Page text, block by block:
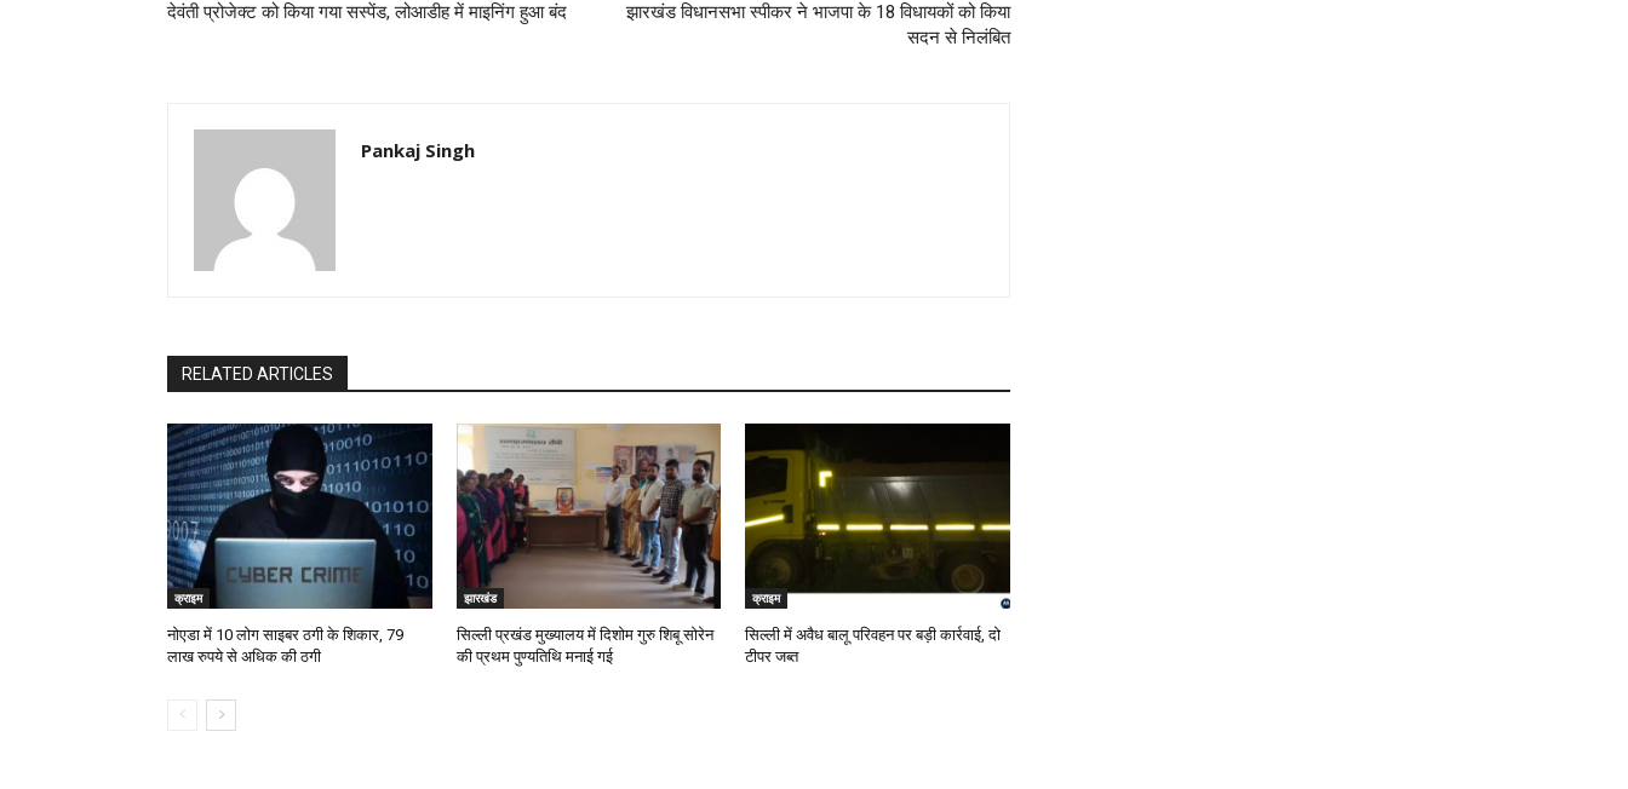
देवंती प्रोजेक्ट को किया गया सस्पेंड, लोआडीह में माइनिंग हुआ बंद
झारखंड विधानसभा स्पीकर ने भाजपा के 18 विधायकों को किया
सदन से निलंबित
Pankaj Singh
RELATED ARTICLES
क्राइम
नोएडा में 10 लोग साइबर ठगी के शिकार, 79
लाख रुपये से अधिक की ठगी
झारखंड
सिल्ली प्रखंड मुख्यालय में दिशोम गुरु शिबू सोरेन
की प्रथम पुण्यतिथि मनाई गई
क्राइम
सिल्ली में अवैध बालू परिवहन पर बड़ी कार्रवाई, दो
टीपर जब्त